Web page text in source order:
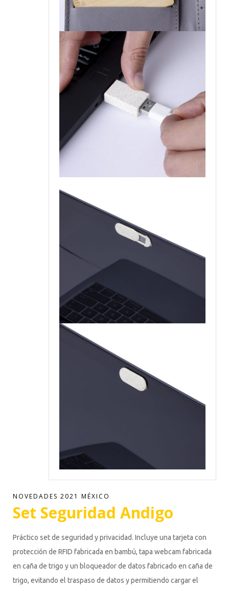
NOVEDADES 2021 MÉXICO
Set Seguridad Andigo
Práctico set de seguridad y privacidad. Incluye una tarjeta con
protección de RFID fabricada en bambú, tapa webcam fabricada
en caña de trigo y un bloqueador de datos fabricado en caña de
trigo, evitando el traspaso de datos y permitiendo cargar el